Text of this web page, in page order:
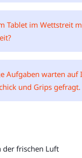
Tablet im Wettstreit
Aufgaben warten auf
und Grips gefragt.
der frischen Luft